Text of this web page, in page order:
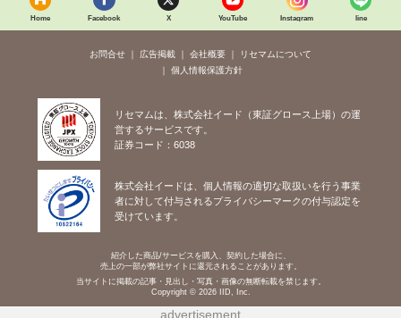
Home Facebook X YouTube Instagram line
お問合せ 広告掲載 会社概要
リセマムについて
個人情報保護方針
リセマムは、株式会社イード（東証グロース上場）の運
営するサービスです。
証券コード：6038
株式会社イードは、個人情報の適切な取扱いを行う事業
者に対して付与されるプライバシーマークの付与認定を
受けています。
紹介した商品/サービスを購入、契約した場合に、
売上の一部が弊社サイトに還元されることがあります。
当サイトに掲載の記事・見出し・写真・画像の無断転載を禁じます。
Copyright © 2026 IID, Inc.
advertisement